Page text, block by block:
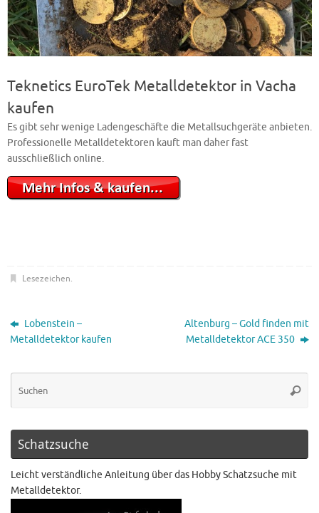
Teknetics EuroTek Metalldetektor in Vacha
kaufen
Es gibt sehr wenige Ladengeschäfte die Metallsuchgeräte anbieten.
Professionelle Metalldetektoren kauft man daher fast
ausschließlich online.
Lesezeichen.
Lobenstein –
Metalldetektor kaufen
Altenburg – Gold finden mit
Metalldetektor ACE 350
Schatzsuche
Leicht verständliche Anleitung über das Hobby Schatzsuche mit
Metalldetektor.